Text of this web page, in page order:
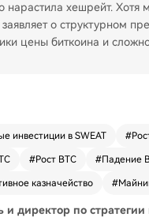
нарастила хешрейт.
о структурном
цены биткоина и
инвестиции в SWEAT #
#Рост BTC #Падение
казначейство #
и директор по